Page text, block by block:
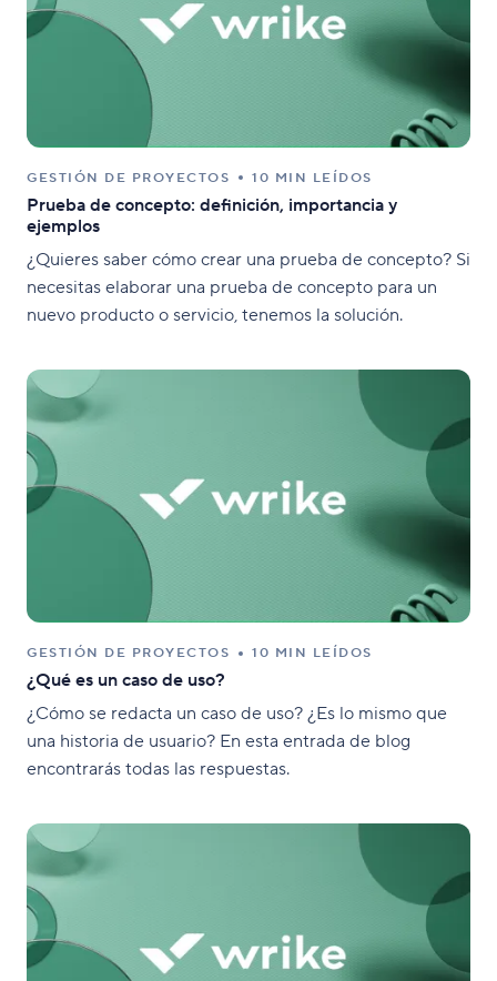
GESTIÓN DE PROYECTOS 10 MIN LEÍDOS
Prueba de concepto: definición, importancia y
ejemplos
¿Quieres saber cómo crear una prueba de concepto? Si
necesitas elaborar una prueba de concepto para un
nuevo producto o servicio, tenemos la solución.
GESTIÓN DE PROYECTOS 10 MIN LEÍDOS
¿Qué es un caso de uso?
¿Cómo se redacta un caso de uso? ¿Es lo mismo que
una historia de usuario? En esta entrada de blog
encontrarás todas las respuestas.